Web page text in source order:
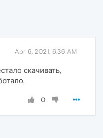
Apr 6, 2021, 6:36 AM
скачивать,
0